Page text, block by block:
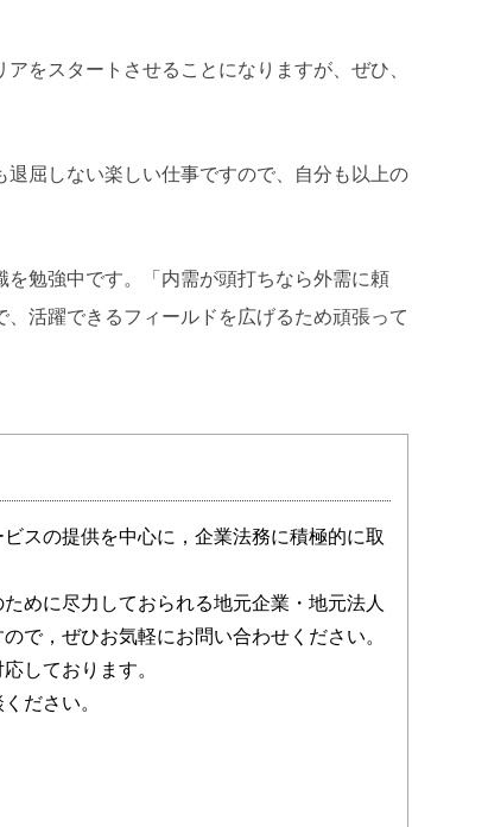
をスタートさせることになりますが、ぜひ、
屈しない楽しい仕事ですので、自分も以上の
勉強中です。「内需が頭打ちなら外需に頼
活躍できるフィールドを広げるため頑張って
スの提供を中心に，企業法務に積極的に取
めに尽力しておられる地元企業・地元法人
で，ぜひお気軽にお問い合わせください。
しております。
ださい。